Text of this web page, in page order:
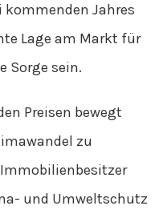
kommenden Jahres
Lage am Markt für
Sorge sein.
Preisen bewegt
zu
und Umweltschutz